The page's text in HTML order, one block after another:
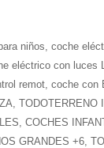
niños coche
eléctrico con luces
remot, coche con
TODOTERRENO
COCHES
GRANDES +6,